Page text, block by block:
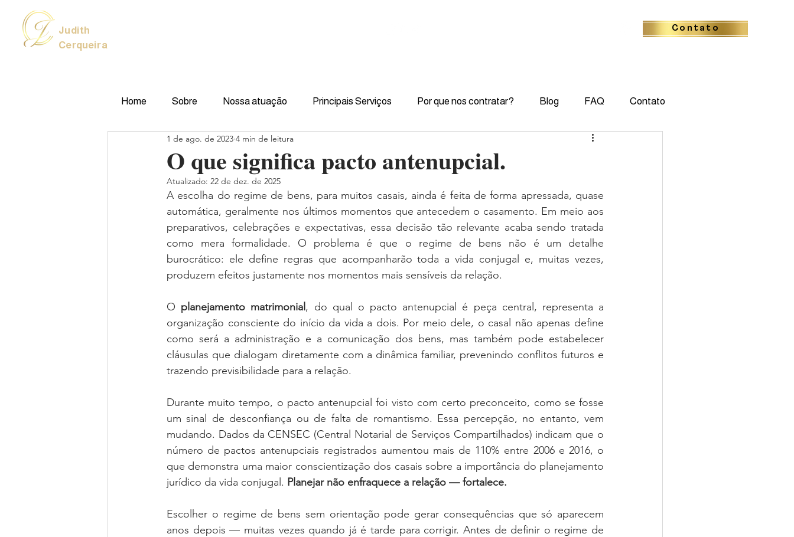
Judith
Cerqueira
Contato
Home Sobre Nossa atuação Principais Serviços Por que nos contratar? Blog FAQ Contato
O que significa pacto antenupcial.
1 de ago. de 2023 4 min de leitura
Atualizado: 22 de dez. de 2025
A escolha do regime de bens, para muitos casais, ainda é feita de forma apressada, quase
automática, geralmente nos últimos momentos que antecedem o casamento. Em meio aos
preparativos, celebrações e expectativas, essa decisão tão relevante acaba sendo tratada
como mera formalidade. O problema é que o regime de bens não é um detalhe
burocrático: ele define regras que acompanharão toda a vida conjugal e, muitas vezes,
produzem efeitos justamente nos momentos mais sensíveis da relação.
O planejamento matrimonial , do qual o pacto antenupcial é peça central, representa a
organização consciente do início da vida a dois. Por meio dele, o casal não apenas define
como será a administração e a comunicação dos bens, mas também pode estabelecer
cláusulas que dialogam diretamente com a dinâmica familiar, prevenindo conflitos futuros e
trazendo previsibilidade para a relação.
Durante muito tempo, o pacto antenupcial foi visto com certo preconceito, como se fosse
um sinal de desconfiança ou de falta de romantismo. Essa percepção, no entanto, vem
mudando. Dados da CENSEC (Central Notarial de Serviços Compartilhados) indicam que o
número de pactos antenupciais registrados aumentou mais de 110% entre 2006 e 2016, o
que demonstra uma maior conscientização dos casais sobre a importância do planejamento
jurídico da vida conjugal. Planejar não enfraquece a relação — fortalece.
Escolher o regime de bens sem orientação pode gerar consequências que só aparecem
anos depois — muitas vezes quando já é tarde para corrigir. Antes de definir o regime de